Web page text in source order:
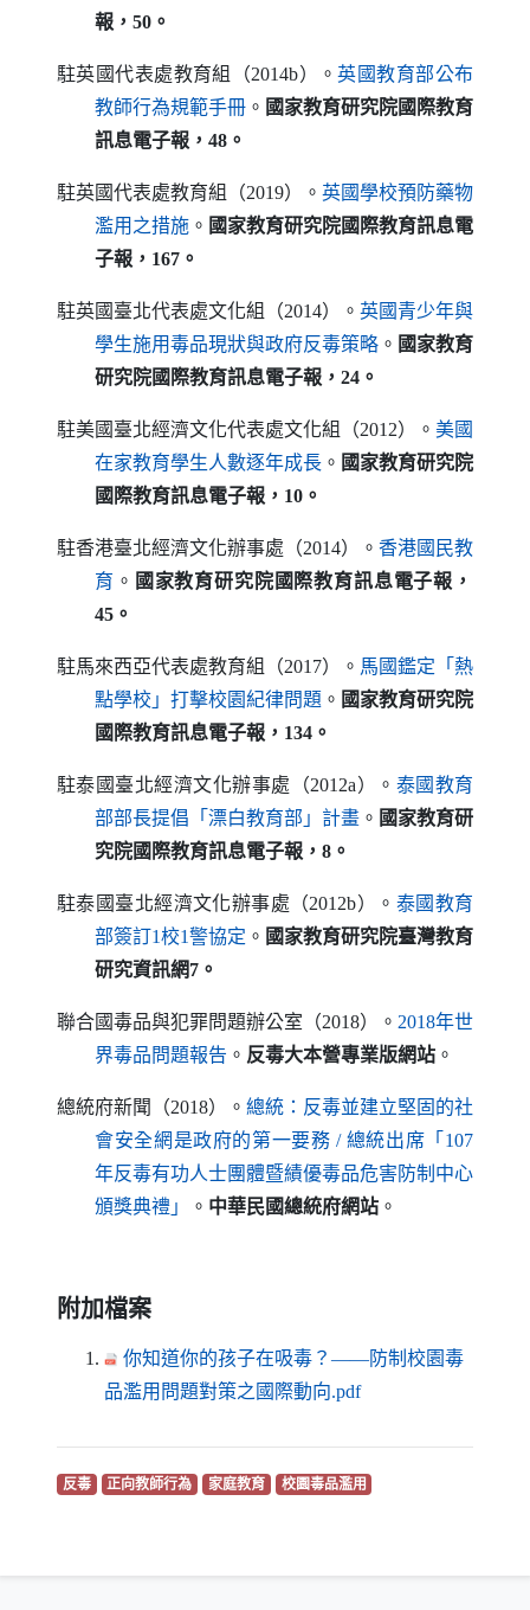
報，50 。
駐英國代表處教育組（2014b）。英國教育部公布
教師行為規範手冊（另開新視窗）
。 國家教育研究院國際教育
訊息電子報，48 。
駐英國代表處教育組（2019）。 英國學校預防藥物
濫用之措施（另開新視窗）
。 國家教育研究院國際教育訊息電
子報，167 。
駐英國臺北代表處文化組（2014）。 英國青少年與
學生施用毒品現狀與政府反毒策略（另開新視窗）
。 國家教育
研究院國際教育訊息電子報，24 。
駐美國臺北經濟文化代表處文化組（2012）。 美國
在家教育學生人數逐年成長（另開新視窗）
。 國家教育研究院
國際教育訊息電子報，10 。
駐香港臺北經濟文化辦事處（2014）。 香港國民教
育
（另開新視窗）
。 國家教育研究院 國際教育訊息電子報，
45 。
駐馬來西亞代表處教育組（2017）。 馬國鑑定「熱
點學校」打擊校園紀律問題（另開新視窗）
。 國家教育研究院
國際教育訊息電子報，134 。
駐泰國臺北經濟文化辦事處（2012a）。 泰國教育
部部長提倡「漂白教育部」計畫（另開新視窗）
。 國家教育研
究院國際教育訊息電子報，8 。
駐泰國臺北經濟文化辦事處（2012b）。 泰國教育
部簽訂1校1警協定（另開新視窗）
。 國家教育研究院臺灣教育
研究資訊網7 。
聯合國毒品與犯罪問題辦公室（2018）。 2018年世
界毒品問題報告（另開新視窗）
。 反毒大本營專業版網站 。
總統府新聞（2018）。 總統：反毒並建立堅固的社
會安全網是政府的第一要務 / 總統出席「107
年反毒有功人士團體暨績優毒品危害防制中心
頒獎典禮」（另開新視窗）
。 中華民國總統府網站 。
附加檔案
你知道你的孩子在吸毒？——防制校園毒
品濫用問題對策之國際動向.pdf（另開新視窗）
反毒（另開新視窗）
正向教師行為（另開新視窗）
家庭教育（另開新視窗）
校園毒品濫用（另開新視窗）